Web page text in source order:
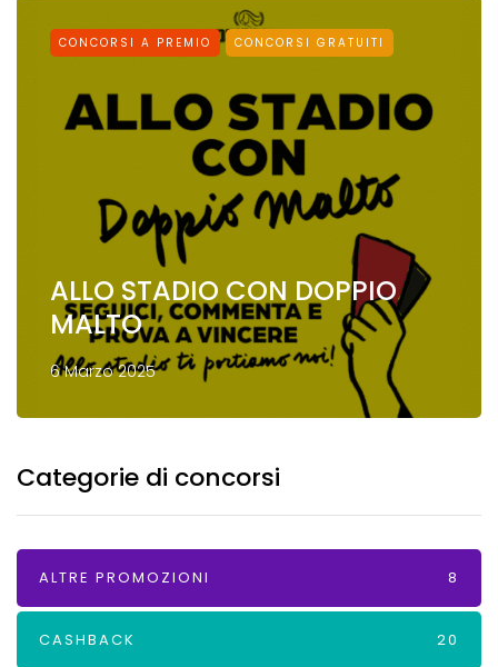
CONCORSI A PREMIO CONCORSI GRATUITI
ALLO STADIO CON DOPPIO
MALTO
6 Marzo 2025
Categorie di concorsi
ALTRE PROMOZIONI 8
CASHBACK 20